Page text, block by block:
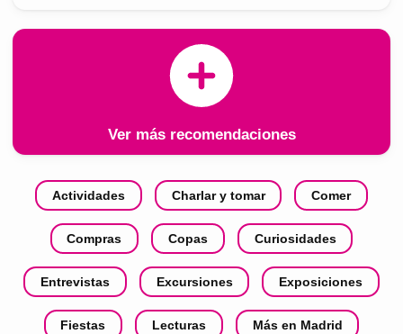
Ver más recomendaciones
Actividades Charlar y tomar Comer
Compras Copas Curiosidades
Entrevistas Excursiones Exposiciones
Fiestas Lecturas Más en Madrid